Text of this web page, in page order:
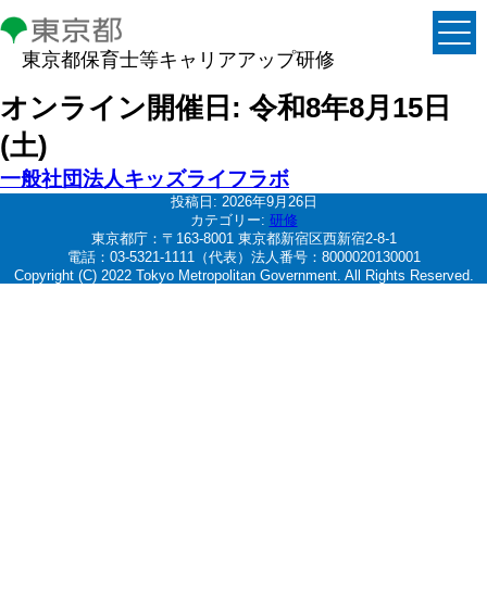
東京都保育士等キャリアアップ研修
オンライン開催日: 令和8年8月15日
(土)
一般社団法人キッズライフラボ
投稿日: 2026年9月26日
カテゴリー: 研修
東京都庁：〒163-8001 東京都新宿区西新宿2-8-1
電話：03-5321-1111（代表）法人番号：8000020130001
Copyright (C) 2022 Tokyo Metropolitan Government. All Rights Reserved.